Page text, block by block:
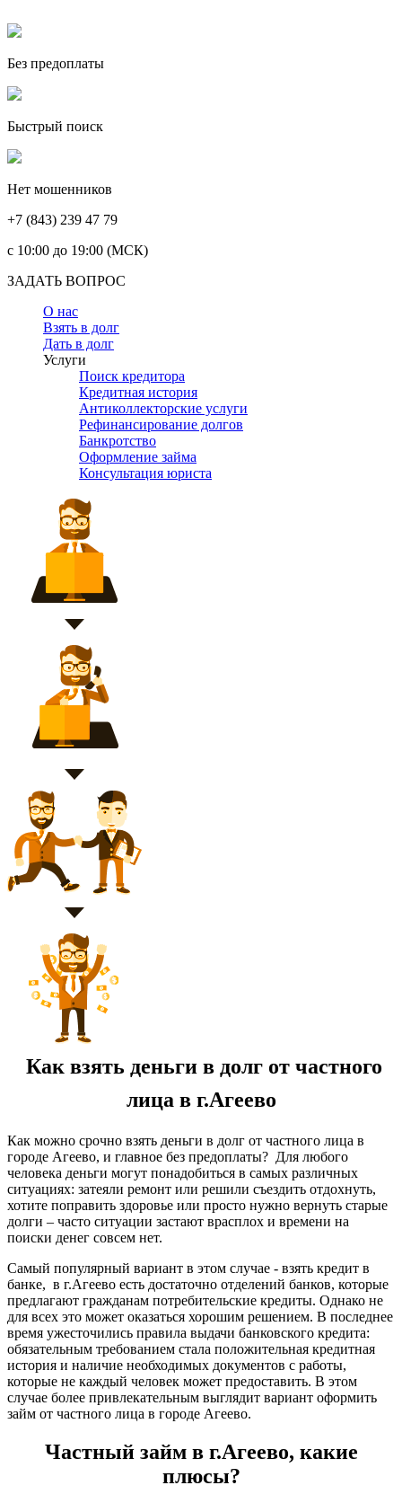
Без предоплаты
Быстрый поиск
Нет мошенников
+7 (843) 239 47 79
c 10:00 до 19:00 (МСК)
ЗАДАТЬ ВОПРОС
О нас
Взять в долг
Дать в долг
Услуги
Поиск кредитора
Кредитная история
Антиколлекторские услуги
Рефинансирование долгов
Банкротство
Оформление займа
Консультация юриста
Как взять деньги в долг от частного
лица в г.Агеево
Как можно срочно взять деньги в долг от частного лица в
городе Агеево, и главное без предоплаты? Для любого
человека деньги могут понадобиться в самых различных
ситуациях: затеяли ремонт или решили съездить отдохнуть,
хотите поправить здоровье или просто нужно вернуть старые
долги – часто ситуации застают врасплох и времени на
поиски денег совсем нет.
Самый популярный вариант в этом случае - взять кредит в
банке, в г.Агеево есть достаточно отделений банков, которые
предлагают гражданам потребительские кредиты. Однако не
для всех это может оказаться хорошим решением. В последнее
время ужесточились правила выдачи банковского кредита:
обязательным требованием стала положительная кредитная
история и наличие необходимых документов с работы,
которые не каждый человек может предоставить. В этом
случае более привлекательным выглядит вариант оформить
займ от частного лица в городе Агеево.
Частный займ в г.Агеево, какие
плюсы?